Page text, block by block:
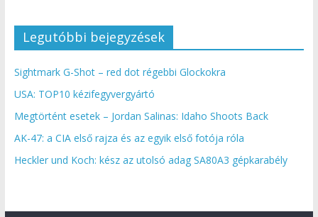
Legutóbbi bejegyzések
Sightmark G-Shot – red dot régebbi Glockokra
USA: TOP10 kézifegyvergyártó
Megtörtént esetek – Jordan Salinas: Idaho Shoots Back
AK-47: a CIA első rajza és az egyik első fotója róla
Heckler und Koch: kész az utolsó adag SA80A3 gépkarabély